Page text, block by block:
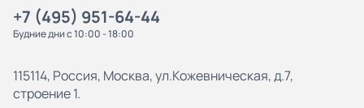
+7 (495) 951-64-44
Будние дни с 10:00 - 18:00
115114, Россия, Москва, ул.Кожевническая, д.7,
строение 1.